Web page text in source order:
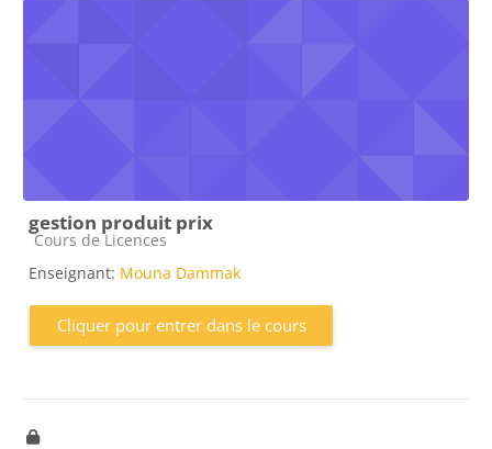
gestion produit prix
Catégorie de cours
Cours de Licences
Enseignant: Mouna Dammak
Cliquer pour entrer dans le cours